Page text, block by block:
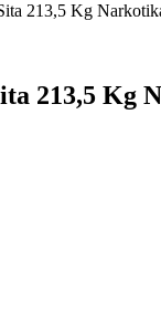
213,5 Kg
213,5 Kg